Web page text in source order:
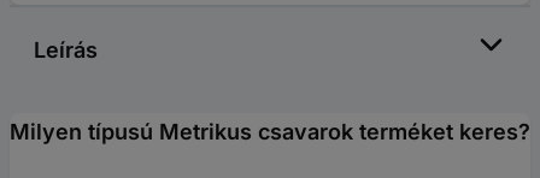
Leírás
Milyen típusú Metrikus csavarok terméket keres?